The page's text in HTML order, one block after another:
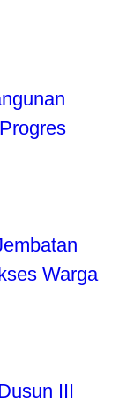
Warga
III